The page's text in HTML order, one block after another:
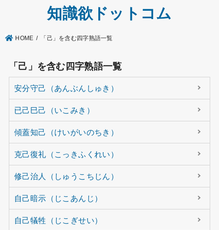
知識欲ドットコム
HOME 「己」を含む四字熟語一覧
「己」を含む四字熟語一覧
安分守己（あんぶんしゅき）
已己巳己（いこみき）
傾蓋知己（けいがいのちき）
克己復礼（こっきふくれい）
修己治人（しゅうこちじん）
自己暗示（じこあんじ）
自己犠牲（じこぎせい）